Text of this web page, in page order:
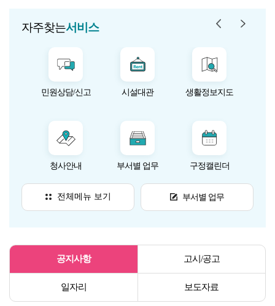
자주찾는서비스
전체메뉴 보기 부서별 업무
민원상담/신고
청사안내
시설대관
부서별 업무
생활정보지도
구정캘린더
자주찾는
게
공지사항 고시/공고
일자리 보도자료